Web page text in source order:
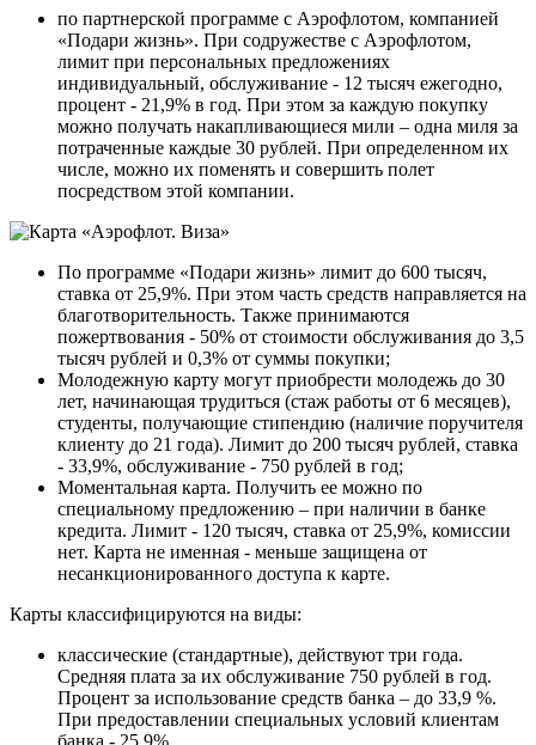
по партнерской программе с Аэрофлотом, компанией
«Подари жизнь». При содружестве с Аэрофлотом,
лимит при персональных предложениях
индивидуальный, обслуживание - 12 тысяч ежегодно,
процент - 21,9% в год. При этом за каждую покупку
можно получать накапливающиеся мили – одна миля за
потраченные каждые 30 рублей. При определенном их
числе, можно их поменять и совершить полет
посредством этой компании.
По программе «Подари жизнь» лимит до 600 тысяч,
ставка от 25,9%. При этом часть средств направляется на
благотворительность. Также принимаются
пожертвования - 50% от стоимости обслуживания до 3,5
тысяч рублей и 0,3% от суммы покупки;
Молодежную карту могут приобрести молодежь до 30
лет, начинающая трудиться (стаж работы от 6 месяцев),
студенты, получающие стипендию (наличие поручителя
клиенту до 21 года). Лимит до 200 тысяч рублей, ставка
- 33,9%, обслуживание - 750 рублей в год;
Моментальная карта. Получить ее можно по
специальному предложению – при наличии в банке
кредита. Лимит - 120 тысяч, ставка от 25,9%, комиссии
нет. Карта не именная - меньше защищена от
несанкционированного доступа к карте.
Карты классифицируются на виды:
классические (стандартные), действуют три года.
Средняя плата за их обслуживание 750 рублей в год.
Процент за использование средств банка – до 33,9 %.
При предоставлении специальных условий клиентам